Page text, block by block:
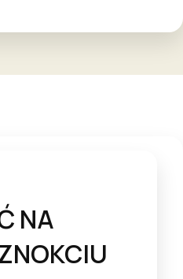
NA